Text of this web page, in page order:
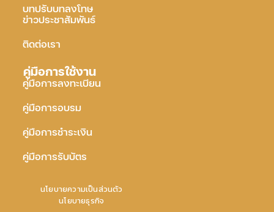
บทปรับบทลงโทษ
ข่าวประชาสัมพันธ์
ติดต่อเรา
คู่มือการใช้งาน
คู่มือการลงทะเบียน
คู่มือการอบรม
คู่มือการชำระเงิน
คู่มือการรับบัตร
นโยบายความเป็นส่วนตัว
นโยบายธุรกิจ